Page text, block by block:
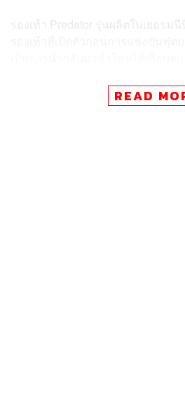
รองเท้า Predator รุ่นผลิตในเยอรม
ออกแบบใหม่ รวมทั้งยังคงรูปลักษณ์
เทคโนโลยีทันสมัยสำหรับนักฟุตบอ
READ